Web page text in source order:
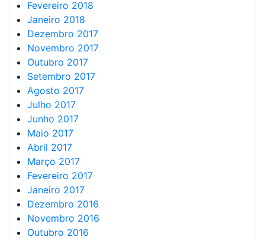
Fevereiro 2018
Janeiro 2018
Dezembro 2017
Novembro 2017
Outubro 2017
Setembro 2017
Agosto 2017
Julho 2017
Junho 2017
Maio 2017
Abril 2017
Março 2017
Fevereiro 2017
Janeiro 2017
Dezembro 2016
Novembro 2016
Outubro 2016